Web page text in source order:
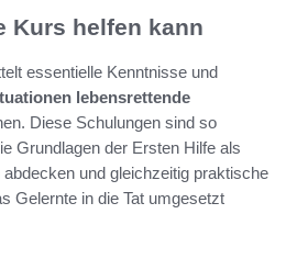
Kurs helfen kann
essentielle Kenntnisse und
lebensrettende
Diese Schulungen sind so
Grundlagen der Ersten Hilfe als
und gleichzeitig praktische
Gelernte in die Tat umgesetzt